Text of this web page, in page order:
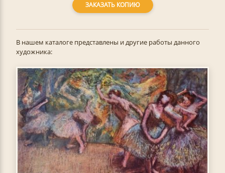
ЗАКАЗАТЬ КОПИЮ
В нашем каталоге представлены и другие работы данного
художника: